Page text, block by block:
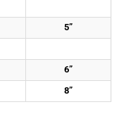
5”
6”
8”